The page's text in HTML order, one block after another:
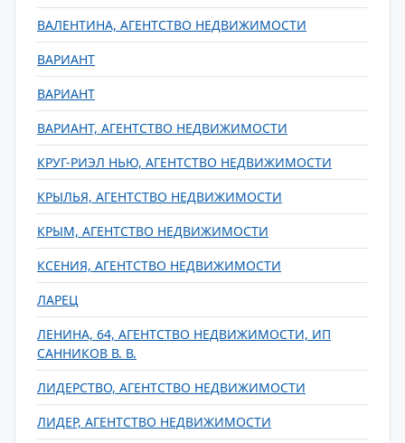
ВАЛЕНТИНА, АГЕНТСТВО НЕДВИЖИМОСТИ
ВАРИАНТ
ВАРИАНТ
ВАРИАНТ, АГЕНТСТВО НЕДВИЖИМОСТИ
КРУГ-РИЭЛ НЬЮ, АГЕНТСТВО НЕДВИЖИМОСТИ
КРЫЛЬЯ, АГЕНТСТВО НЕДВИЖИМОСТИ
КРЫМ, АГЕНТСТВО НЕДВИЖИМОСТИ
КСЕНИЯ, АГЕНТСТВО НЕДВИЖИМОСТИ
ЛАРЕЦ
ЛЕНИНА, 64, АГЕНТСТВО НЕДВИЖИМОСТИ, ИП
САННИКОВ В. В.
ЛИДЕРСТВО, АГЕНТСТВО НЕДВИЖИМОСТИ
ЛИДЕР, АГЕНТСТВО НЕДВИЖИМОСТИ